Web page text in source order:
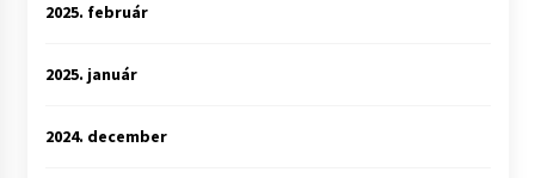
2025. február
2025. január
2024. december